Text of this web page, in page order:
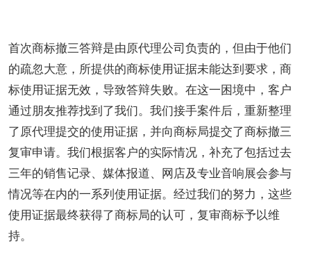
首次商标撤三答辩是由原代理公司负责的，但由于他们
的疏忽大意，所提供的商标使用证据未能达到要求，商
标使用证据无效，导致答辩失败。在这一困境中，客户
通过朋友推荐找到了我们。我们接手案件后，重新整理
了原代理提交的使用证据，并向商标局提交了商标撤三
复审申请。我们根据客户的实际情况，补充了包括过去
三年的销售记录、媒体报道、网店及专业音响展会参与
情况等在内的一系列使用证据。经过我们的努力，这些
使用证据最终获得了商标局的认可，复审商标予以维
持。